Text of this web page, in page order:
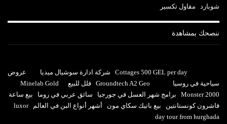
شوبارد
مقاول تكسير
ننصحك بمشاهدة
Cottages 500 GEL per day شركة ادارة سوشيال ميديا
عروض
سياحية في روسيا
Groundtech A2 Geo فلل للبيع
Minelab Gold
Monster 2000
برامج شهر العسل في جورجيا سائق عربي في روما
بيع ساعة
فاشرون كونستانتين
بيع باتيك سكاي مون أشهر أنواع البن في العالم
luxor
day tour from hurghada